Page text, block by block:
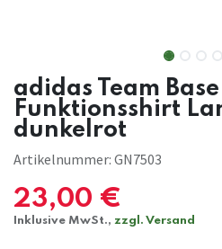
adidas Team Base
Funktionsshirt
dunkelrot
Artikelnummer: GN7503
23,00 €
Inklusive MwSt., zzgl. Versand